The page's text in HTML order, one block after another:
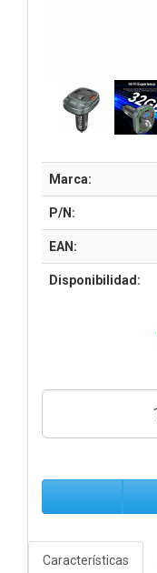
Marca:
P/N:
EAN:
Disponibilidad:
Características